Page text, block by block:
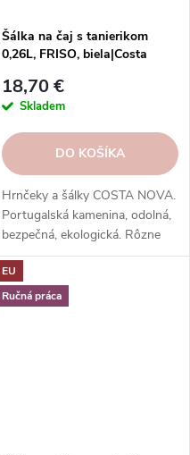
Šálka na čaj s tanierikom
0,26L, FRISO, biela|Costa
18,70 €
Skladem
DO KOŠÍKA
Hrnčeky a šálky COSTA NOVA.
Portugalská kamenina, odolná,
bezpečná, ekologická. Rôzne
tvary, farby, vzory. Ideálne na
kávu, espresso, cappuccino,
lungo, čaj, kakao a iné.
EU
Ručná práca